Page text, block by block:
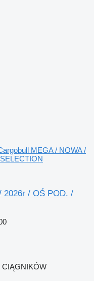
MEGA / NOWA /
2026r / OŚ POD. /